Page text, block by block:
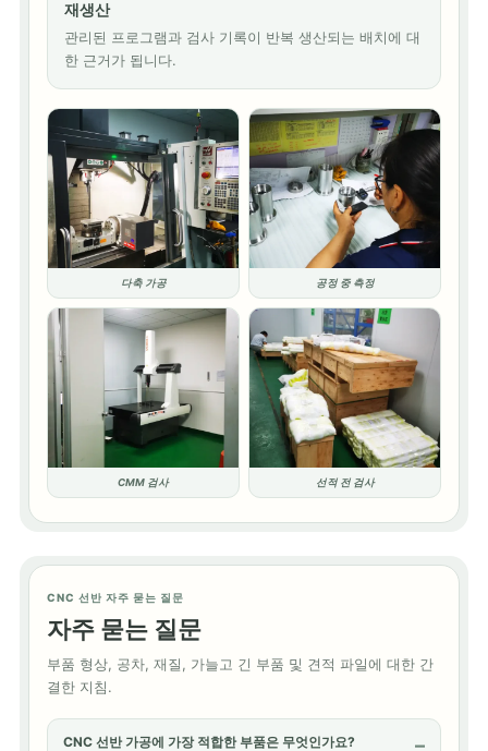
재생산
관리된 프로그램과 검사 기록이 반복 생산되는 배치에 대
한 근거가 됩니다.
다축 가공 공정 중 측정
CMM 검사 선적 전 검사
CNC 선반 자주 묻는 질문
자주 묻는 질문
부품 형상, 공차, 재질, 가늘고 긴 부품 및 견적 파일에 대한 간
결한 지침.
CNC 선반 가공에 가장 적합한 부품은 무엇인가요?